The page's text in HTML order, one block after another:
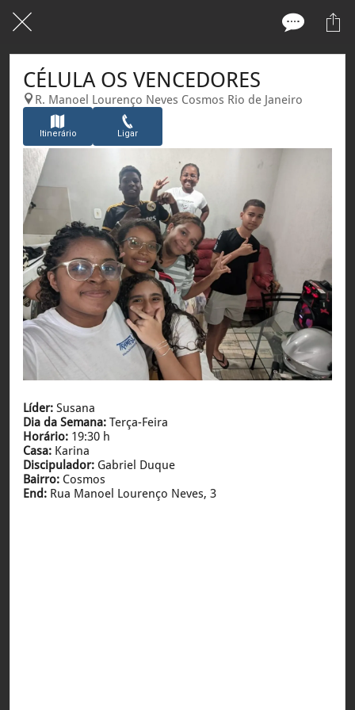
CÉLULA OS VENCEDORES
R. Manoel Lourenço Neves Cosmos Rio de Janeiro
Itinerário Ligar
Líder: Susana
Dia da Semana: Terça-Feira
Horário: 19:30 h
Casa: Karina
Discipulador: Gabriel Duque
Bairro: Cosmos
End: Rua Manoel Lourenço Neves, 3